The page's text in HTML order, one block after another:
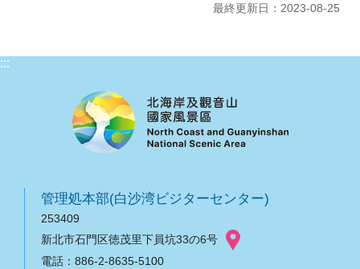
最終更新日：2023-08-25
:::
管理処本部(白沙湾ビジターセンター)
253409
新北市石門区徳茂里下員坑33の6号
電話：886-2-8635-5100